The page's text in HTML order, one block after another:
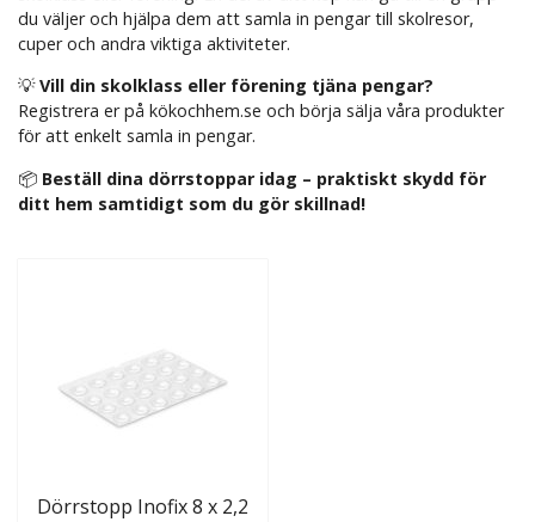
du väljer och hjälpa dem att samla in pengar till skolresor,
cuper och andra viktiga aktiviteter.
💡Vill din skolklass eller förening tjäna pengar?
Registrera er på kökochhem.se och börja sälja våra produkter
för att enkelt samla in pengar.
📦 Beställ dina dörrstoppar idag – praktiskt skydd för
ditt hem samtidigt som du gör skillnad!
Dörrstopp Inofix 8 x 2,2